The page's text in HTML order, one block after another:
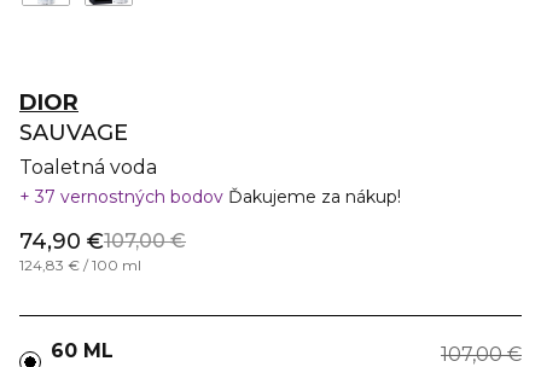
DIOR
SAUVAGE
Toaletná voda
37 vernostných bodov Ďakujeme za nákup!
74,90 €107,00 €
124,83 € / 100 ml
60 ML 107,00 €